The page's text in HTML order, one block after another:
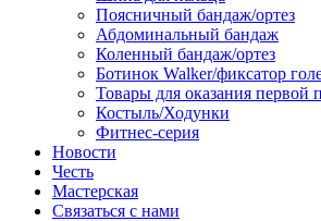
Поясничный бандаж/ортез
Абдоминальный бандаж
Коленный бандаж/ортез
Ботинок Walker/фиксатор
Товары для оказания первой
Костыль/Ходунки
Фитнес-серия
Новости
Честь
Мастерская
Связаться с нами